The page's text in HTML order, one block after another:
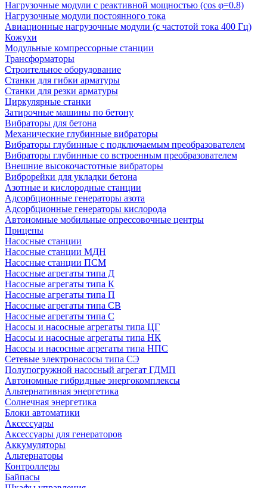
Нагрузочные модули с реактивной мощностью (cos φ=0.8)
Нагрузочные модули постоянного тока
Авиационные нагрузочные модули (с частотой тока 400 Гц)
Кожухи
Модульные компрессорные станции
Трансформаторы
Строительное оборудование
Станки для гибки арматуры
Станки для резки арматуры
Циркулярные станки
Затирочные машины по бетону
Вибраторы для бетона
Механические глубинные вибраторы
Вибраторы глубинные с подключаемым преобразователем
Вибраторы глубинные со встроенным преобразователем
Внешние высокочастотные вибраторы
Виброрейки для укладки бетона
Азотные и кислородные станции
Адсорбционные генераторы азота
Адсорбционные генераторы кислорода
Автономные мобильные опрессовочные центры
Прицепы
Насосные станции
Насосные станции МДН
Насосные станции ПСМ
Насосные агрегаты типа Д
Насосные агрегаты типа К
Насосные агрегаты типа П
Насосные агрегаты типа СВ
Насосные агрегаты типа С
Насосы и насосные агрегаты типа ЦГ
Насосы и насосные агрегаты типа НК
Насосы и насосные агрегаты типа НПС
Сетевые электронасосы типа СЭ
Полупогружной насосный агрегат ГДМП
Автономные гибридные энергокомплексы
Альтернативная энергетика
Солнечная энергетика
Блоки автоматики
Аксессуары
Аксессуары для генераторов
Аккумуляторы
Альтернаторы
Контроллеры
Байпасы